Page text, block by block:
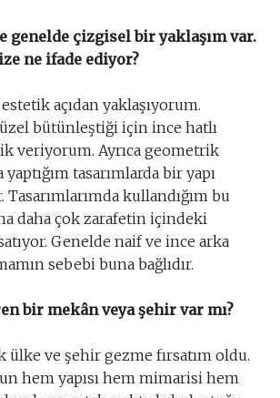
genelde çizgisel bir yaklaşım var.
ne ifade ediyor?
açıdan yaklaşıyorum.
bütünleştiği için ince hatlı
veriyorum. Ayrıca geometrik
tasarımlarda bir yapı
kullandığım bu
daha çok zarafetin içindeki
Genelde naif ve ince arka
sebebi buna bağlıdır.
bir mekân veya şehir var mı?
ülke ve şehir gezme fırsatım oldu.
hem yapısı hem mimarisi hem